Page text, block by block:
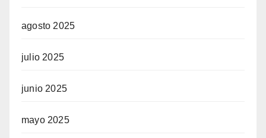
agosto 2025
julio 2025
junio 2025
mayo 2025